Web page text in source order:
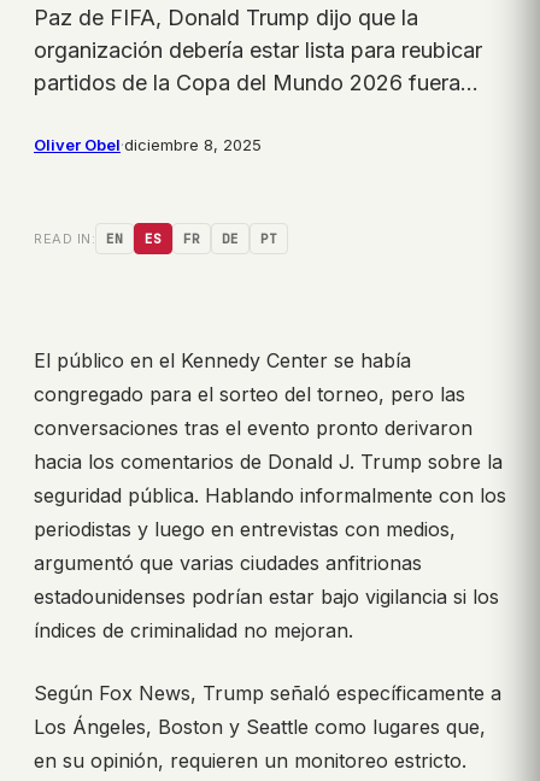
Paz de FIFA, Donald Trump dijo que la
organización debería estar lista para reubicar
partidos de la Copa del Mundo 2026 fuera…
Oliver Obel·diciembre 8, 2025
READ IN: EN ES FR DE PT
El público en el Kennedy Center se había
congregado para el sorteo del torneo, pero las
conversaciones tras el evento pronto derivaron
hacia los comentarios de Donald J. Trump sobre la
seguridad pública. Hablando informalmente con los
periodistas y luego en entrevistas con medios,
argumentó que varias ciudades anfitrionas
estadounidenses podrían estar bajo vigilancia si los
índices de criminalidad no mejoran.
Según Fox News, Trump señaló específicamente a
Los Ángeles, Boston y Seattle como lugares que,
en su opinión, requieren un monitoreo estricto.